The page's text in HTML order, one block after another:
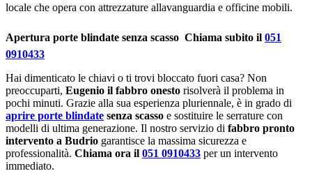
locale che opera con attrezzature allavanguardia e officine mobili.
Apertura porte blindate senza scasso  Chiama subito il 051
0910433
Hai dimenticato le chiavi o ti trovi bloccato fuori casa? Non
preoccuparti, Eugenio il fabbro onesto risolverà il problema in
pochi minuti. Grazie alla sua esperienza pluriennale, è in grado di
aprire porte blindate senza scasso e sostituire le serrature con
modelli di ultima generazione. Il nostro servizio di fabbro pronto
intervento a Budrio garantisce la massima sicurezza e
professionalità. Chiama ora il 051 0910433 per un intervento
immediato.